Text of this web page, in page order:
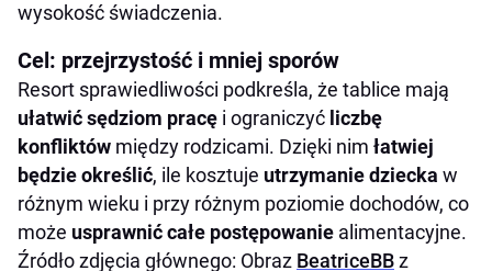
wysokość świadczenia.
Cel: przejrzystość i mniej sporów
Resort sprawiedliwości podkreśla, że tablice mają
ułatwić sędziom pracę i ograniczyć liczbę
konfliktów między rodzicami. Dzięki nim łatwiej
będzie określić, ile kosztuje utrzymanie dziecka w
różnym wieku i przy różnym poziomie dochodów, co
może usprawnić całe postępowanie alimentacyjne.
Źródło zdjęcia głównego: Obraz BeatriceBBz